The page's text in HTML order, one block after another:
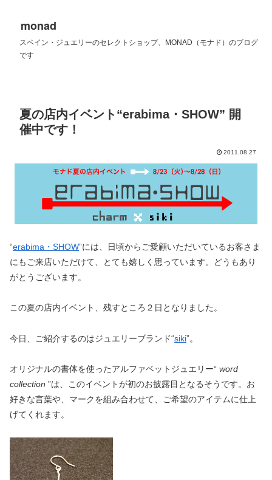
monad
スペイン・ジュエリーのセレクトショップ、MONAD（モナド）のブログ
です
夏の店内イベント“erabima・SHOW” 開
催中です！
2011.08.27
“erabima・SHOW”には、日頃からご愛顧いただいているお客さま
にもご来店いただけて、とても嬉しく思っています。どうもあり
がとうございます。
この夏の店内イベント、残すところ２日となりました。
今日、ご紹介するのはジュエリーブランド“siki”。
オリジナルの書体を使ったアルファベットジュエリー“ word
collection ”は、このイベントが初のお披露目となるそうです。お
好きな言葉や、マークを組み合わせて、ご希望のアイテムに仕上
げてくれます。